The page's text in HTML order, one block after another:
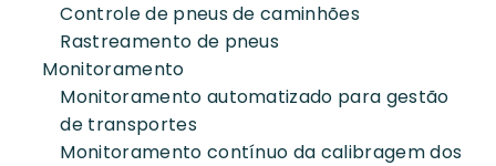
Controle de pneus de caminhões
Rastreamento de pneus
Monitoramento
Monitoramento automatizado para gestão
de transportes
Monitoramento contínuo da calibragem dos